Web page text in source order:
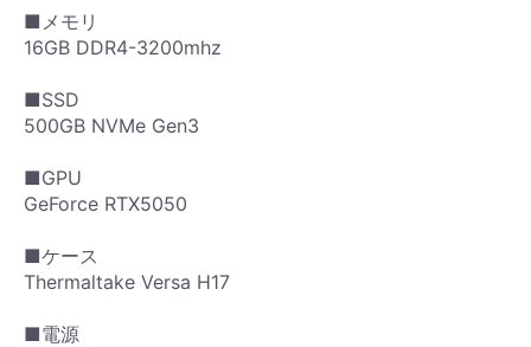
■メモリ
16GB DDR4-3200mhz
■SSD
500GB NVMe Gen3
■GPU
GeForce RTX5050
■ケース
Thermaltake Versa H17
■電源